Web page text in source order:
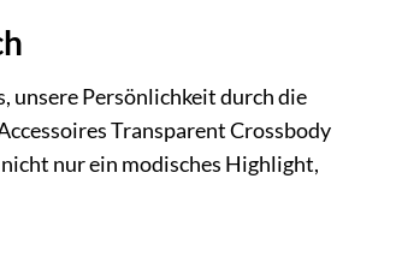
unsere Persönlichkeit durch die
Transparent Crossbody
nur ein modisches Highlight,